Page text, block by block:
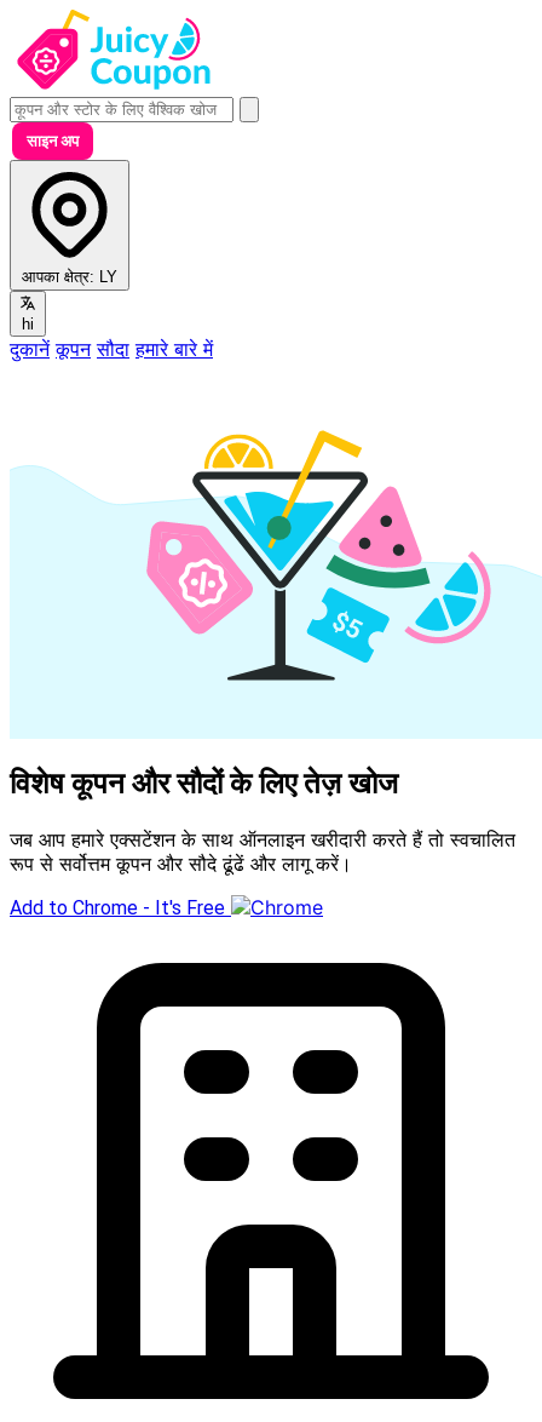
साइन अप
आपका क्षेत्र: LY
hi
दुकानें कूपन सौदा हमारे बारे में
विशेष कूपन और सौदों के लिए तेज़ खोज
जब आप हमारे एक्सटेंशन के साथ ऑनलाइन खरीदारी करते हैं तो स्वचालित
रूप से सर्वोत्तम कूपन और सौदे ढूंढें और लागू करें।
Add to Chrome - It's Free